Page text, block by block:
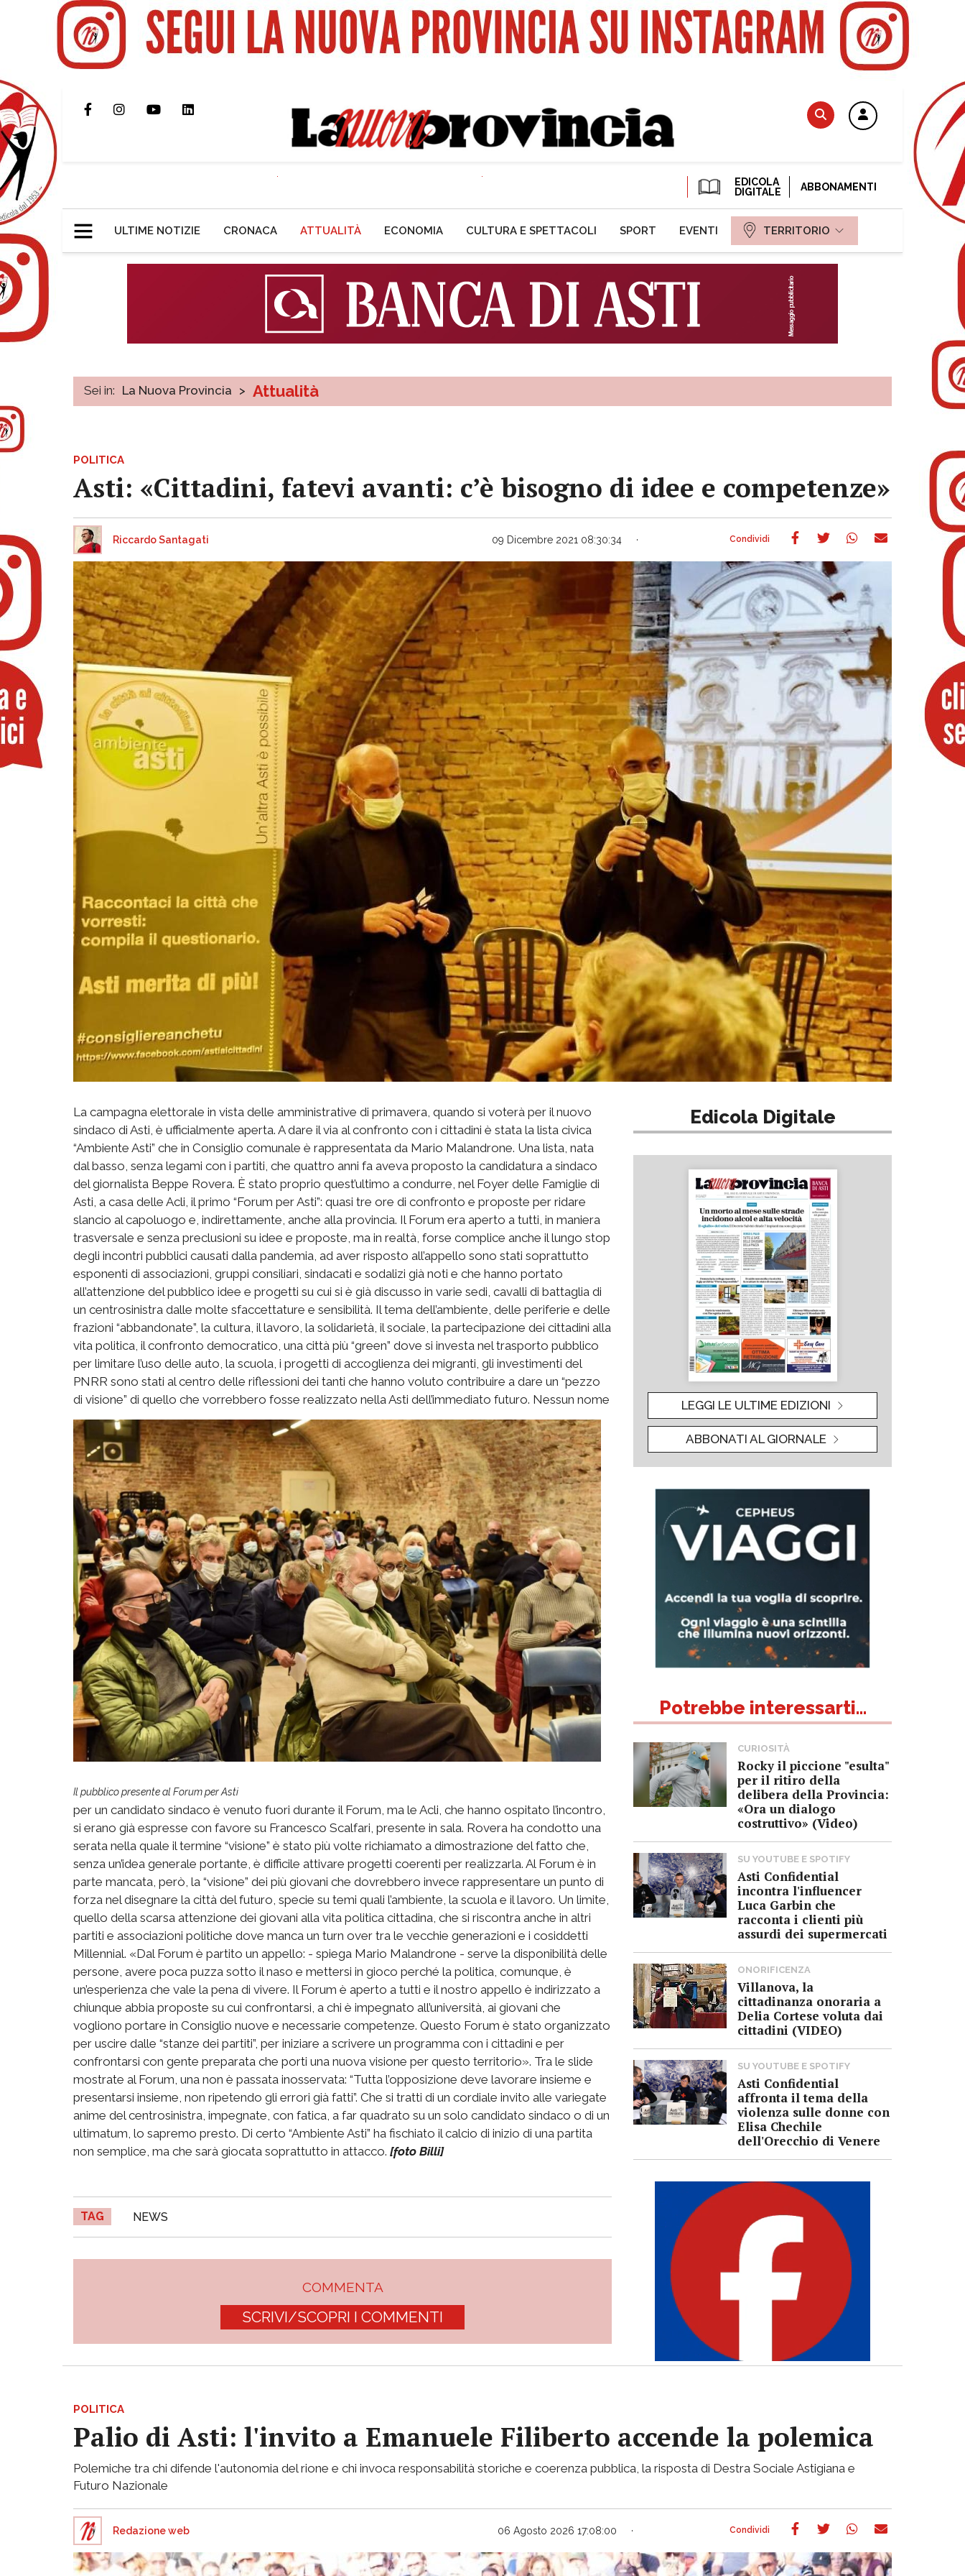
EDICOLA
DIGITALE
ABBONAMENTI
ULTIME NOTIZIE CRONACA ATTUALITÀ ECONOMIA CULTURA E SPETTACOLI SPORT EVENTI TERRITORIO
Sei in: La Nuova Provincia > Attualità
POLITICA
Asti: «Cittadini, fatevi avanti: c’è bisogno di idee e competenze»
Riccardo Santagati 09 Dicembre 2021 08:30:34
La campagna elettorale in vista delle amministrative di primavera, quando si voterà per il nuovo
sindaco di Asti, è ufficialmente aperta. A dare il via al confronto con i cittadini è stata la lista civica
“Ambiente Asti” che in Consiglio comunale è rappresentata da Mario Malandrone. Una lista, nata
dal basso, senza legami con i partiti, che quattro anni fa aveva proposto la candidatura a sindaco
del giornalista Beppe Rovera. È stato proprio quest’ultimo a condurre, nel Foyer delle Famiglie di
Asti, a casa delle Acli, il primo “Forum per Asti”: quasi tre ore di confronto e proposte per ridare
slancio al capoluogo e, indirettamente, anche alla provincia. Il Forum era aperto a tutti, in maniera
trasversale e senza preclusioni su idee e proposte, ma in realtà, forse complice anche il lungo stop
degli incontri pubblici causati dalla pandemia, ad aver risposto all’appello sono stati soprattutto
esponenti di associazioni, gruppi consiliari, sindacati e sodalizi già noti e che hanno portato
all’attenzione del pubblico idee e progetti su cui si è già discusso in varie sedi, cavalli di battaglia di
un centrosinistra dalle molte sfaccettature e sensibilità. Il tema dell’ambiente, delle periferie e delle
frazioni “abbandonate”, la cultura, il lavoro, la solidarietà, il sociale, la partecipazione dei cittadini alla
vita politica, il confronto democratico, una città più “green” dove si investa nel trasporto pubblico
per limitare l’uso delle auto, la scuola, i progetti di accoglienza dei migranti, gli investimenti del
PNRR sono stati al centro delle riflessioni dei tanti che hanno voluto contribuire a dare un “pezzo
di visione” di quello che vorrebbero fosse realizzato nella Asti dell’immediato futuro.
Il pubblico presente al Forum per Asti
Nessun nome
per un candidato sindaco è venuto fuori durante il Forum, ma le Acli, che hanno ospitato l’incontro,
si erano già espresse con favore su Francesco Scalfari, presente in sala. Rovera ha condotto una
serata nella quale il termine “visione” è stato più volte richiamato a dimostrazione del fatto che,
senza un’idea generale portante, è difficile attivare progetti coerenti per realizzarla. Al Forum è in
parte mancata, però, la “visione” dei più giovani che dovrebbero invece rappresentare un punto di
forza nel disegnare la città del futuro, specie su temi quali l’ambiente, la scuola e il lavoro. Un limite,
quello della scarsa attenzione dei giovani alla vita politica cittadina, che si riscontra anche in altri
partiti e associazioni politiche dove manca un turn over tra le vecchie generazioni e i cosiddetti
Millennial. «Dal Forum è partito un appello: - spiega Mario Malandrone - serve la disponibilità delle
persone, avere poca puzza sotto il naso e mettersi in gioco perché la politica, comunque, è
un’esperienza che vale la pena di vivere. Il Forum è aperto a tutti e il nostro appello è indirizzato a
chiunque abbia proposte su cui confrontarsi, a chi è impegnato all’università, ai giovani che
vogliono portare in Consiglio nuove e necessarie competenze. Questo Forum è stato organizzato
per uscire dalle “stanze dei partiti”, per iniziare a scrivere un programma con i cittadini e per
confrontarsi con gente preparata che porti una nuova visione per questo territorio». Tra le slide
mostrate al Forum, una non è passata inosservata: “Tutta l’opposizione deve lavorare insieme e
presentarsi insieme, non ripetendo gli errori già fatti”. Che si tratti di un cordiale invito alle variegate
anime del centrosinistra, impegnate, con fatica, a far quadrato su un solo candidato sindaco o di un
ultimatum, lo sapremo presto. Di certo “Ambiente Asti” ha fischiato il calcio di inizio di una partita
non semplice, ma che sarà giocata soprattutto in attacco. [foto Billi]
TAG NEWS
COMMENTA
SCRIVI/SCOPRI I COMMENTI
Edicola Digitale
LEGGI LE ULTIME EDIZIONI
ABBONATI AL GIORNALE
Potrebbe interessarti...
CURIOSITÀ
Rocky il piccione "esulta"
per il ritiro della
delibera della Provincia:
«Ora un dialogo
costruttivo» (Video)
SU YOUTUBE E SPOTIFY
Asti Confidential
incontra l'influencer
Luca Garbin che
racconta i clienti più
assurdi dei supermercati
ONORIFICENZA
Villanova, la
cittadinanza onoraria a
Delia Cortese voluta dai
cittadini (VIDEO)
SU YOUTUBE E SPOTIFY
Asti Confidential
affronta il tema della
violenza sulle donne con
Elisa Chechile
dell'Orecchio di Venere
POLITICA
Palio di Asti: l'invito a Emanuele Filiberto accende la polemica
Polemiche tra chi difende l'autonomia del rione e chi invoca responsabilità storiche e coerenza pubblica, la risposta di Destra Sociale Astigiana e
Futuro Nazionale
Redazione web 06 Agosto 2026 17:08:00